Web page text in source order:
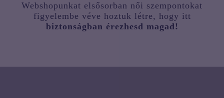
Webshopunkat elsősorban női szempontokat
figyelembe véve hoztuk létre, hogy itt
biztonságban érezhesd magad!